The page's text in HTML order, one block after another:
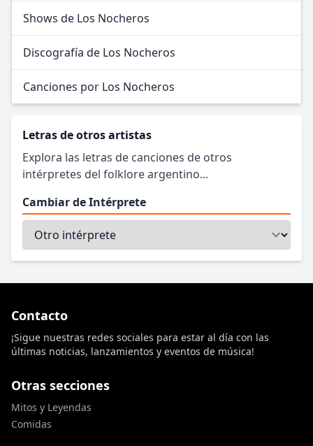
Shows de Los Nocheros
Discografía de Los Nocheros
Canciones por Los Nocheros
Letras de otros artistas
Explora las letras de canciones de otros
intérpretes del folklore argentino...
Cambiar de Intérprete
Contacto
¡Sigue nuestras redes sociales para estar al día con las
últimas noticias, lanzamientos y eventos de música!
Otras secciones
Mitos y Leyendas
Comidas